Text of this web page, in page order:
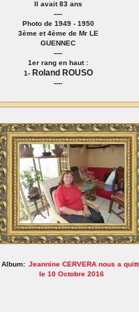
Il avait 83 ans
----
Photo de 1949 - 1950
3ème et 4ème de Mr LE
GUENNEC
----
1er rang en haut :
1- Roland ROUSO
----
Album: Jeannine CERVERA nous a
le 10 Octobre 2016